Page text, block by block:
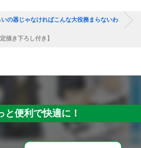
の器じゃなければこんな大役務まらないわ
描き下ろし付き】
と便利で快適に！